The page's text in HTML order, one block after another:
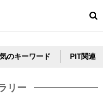
のキーワード PIT関連
リー